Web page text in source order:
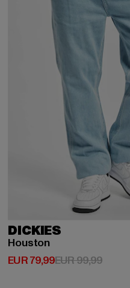
DICKIES
Houston
EUR 79,99
Huidige prijs: EUR 79,99
EUR 99,99